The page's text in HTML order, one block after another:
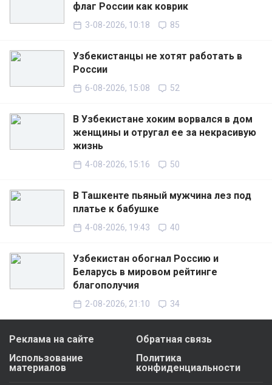
флаг России как коврик
3-08-2026, 10:18 85
Узбекистанцы не хотят работать в
России
6-08-2026, 15:08 52
В Узбекистане хоким ворвался в дом
женщины и отругал ее за некрасивую
жизнь
4-08-2026, 15:16 50
В Ташкенте пьяный мужчина лез под
платье к бабушке
4-08-2026, 19:43 40
Узбекистан обогнал Россию и
Беларусь в мировом рейтинге
благополучия
2-08-2026, 21:10 34
Реклама на сайте
Обратная связь
Использование
материалов
Политика
конфиденциальности